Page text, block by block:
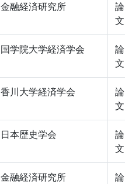
金融経済研究所
論
文
国学院大学経済学会
論
文
香川大学経済学会
論
文
日本歴史学会
論
文
金融経済研究所
論